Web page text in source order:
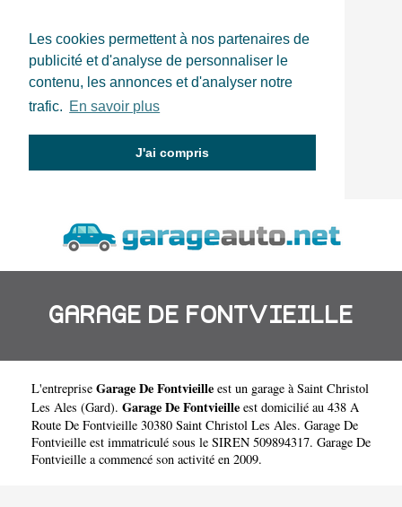
Les cookies permettent à nos partenaires de
publicité et d'analyse de personnaliser le
contenu, les annonces et d'analyser notre
trafic. En savoir plus
J'ai compris
GARAGE DE FONTVIEILLE
L'entreprise Garage De Fontvieille est un garage à Saint Christol
Les Ales (Gard). Garage De Fontvieille est domicilié au 438 A
Route De Fontvieille 30380 Saint Christol Les Ales. Garage De
Fontvieille est immatriculé sous le SIREN 509894317. Garage De
Fontvieille a commencé son activité en 2009.